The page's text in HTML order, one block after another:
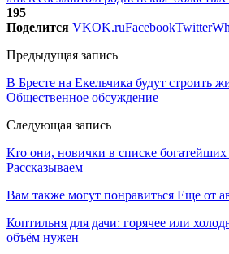
195
Поделится VKOK.ruFacebookTwitter
Предыдущая запись
В Бресте на Екельчика будут строить
Общественное обсуждение
Следующая запись
Кто они, новички в списке
Рассказываем
Вам также могут понравиться Еще от
Коптильня для дачи: горячее или
объём нужен